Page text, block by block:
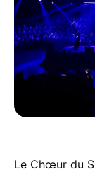
Le Chœur du